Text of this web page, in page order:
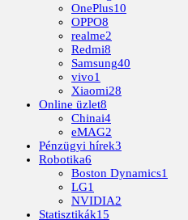
OnePlus10
OPPO8
realme2
Redmi8
Samsung40
vivo1
Xiaomi28
Online üzlet8
Chinai4
eMAG2
Pénzügyi hírek3
Robotika6
Boston Dynamics1
LG1
NVIDIA2
Statisztikák15